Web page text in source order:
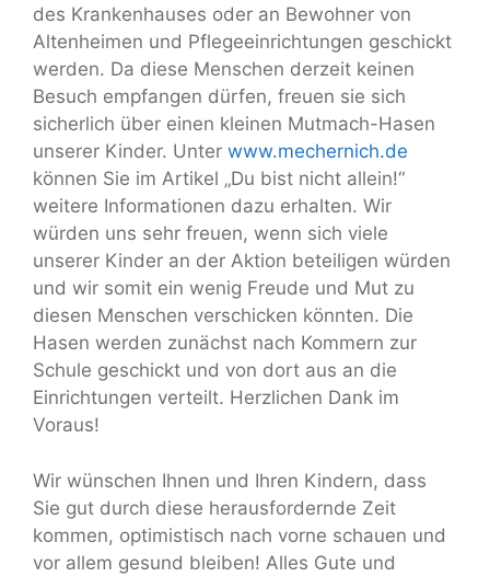
des Krankenhauses oder an Bewohner von
Altenheimen und Pflegeeinrichtungen geschickt
werden. Da diese Menschen derzeit keinen
Besuch empfangen dürfen, freuen sie sich
sicherlich über einen kleinen Mutmach-Hasen
unserer Kinder. Unter www.mechernich.de
können Sie im Artikel „Du bist nicht allein!“
weitere Informationen dazu erhalten. Wir
würden uns sehr freuen, wenn sich viele
unserer Kinder an der Aktion beteiligen würden
und wir somit ein wenig Freude und Mut zu
diesen Menschen verschicken könnten. Die
Hasen werden zunächst nach Kommern zur
Schule geschickt und von dort aus an die
Einrichtungen verteilt. Herzlichen Dank im
Voraus!
Wir wünschen Ihnen und Ihren Kindern, dass
Sie gut durch diese herausfordernde Zeit
kommen, optimistisch nach vorne schauen und
vor allem gesund bleiben! Alles Gute und